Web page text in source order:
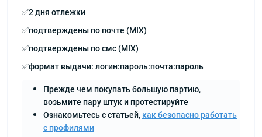
✅2 дня отлежки
✅подтверждены по почте (MIX)
✅подтверждены по смс (MIX)
✅формат выдачи: логин:пароль:почта:пароль
Прежде чем покупать большую партию,
возьмите пару штук и протестируйте
Ознакомьтесь с статьей, как безопасно работать
с профилями